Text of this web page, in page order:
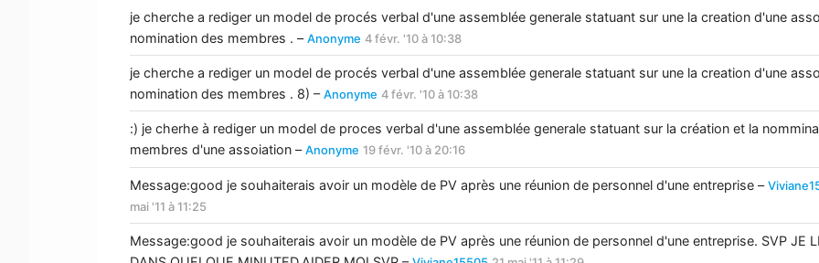
je cherche a rediger un model de procés verbal d'une assemblée generale statuant sur une la creation d'une
nomination des membres . –Anonyme 4 févr. '10 à 10:38
je cherche a rediger un model de procés verbal d'une assemblée generale statuant sur une la creation d'une
nomination des membres . 8) –Anonyme 4 févr. '10 à 10:38
:) je cherhe à rediger un model de proces verbal d'une assemblée generale statuant sur la création et la
membres d'une assoiation –Anonyme 19 févr. '10 à 20:16
Message:good je souhaiterais avoir un modèle de PV après une réunion de personnel d'une entreprise –
mai '11 à 11:25
Message:good je souhaiterais avoir un modèle de PV après une réunion de personnel d'une entreprise. SVP JE